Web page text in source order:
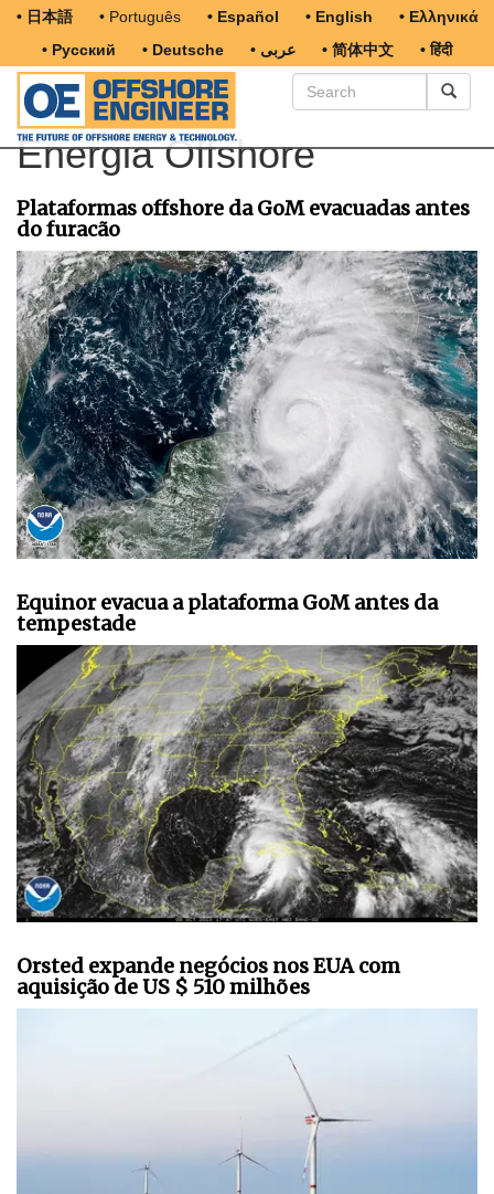
• 日本語 • Português • Español • English
• Ελληνικά
• Русский
• Deutsche • عربى • 简体中文 • हिंदी
Energia Offshore
Plataformas offshore da GoM evacuadas antes
do furacão
Equinor evacua a plataforma GoM antes da
tempestade
Orsted expande negócios nos EUA com
aquisição de US $ 510 milhões